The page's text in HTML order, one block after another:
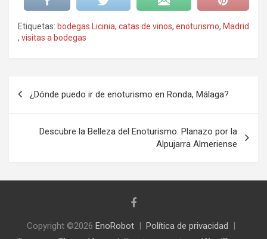
Etiquetas: bodegas Licinia, catas de vinos, enoturismo, Madrid
, visitas a bodegas
entradas
¿Dónde puedo ir de enoturismo en Ronda, Málaga?
Descubre la Belleza del Enoturismo: Planazo por la
Alpujarra Almeriense
Copyright ©2026 EnoRobot
Política de privacidad